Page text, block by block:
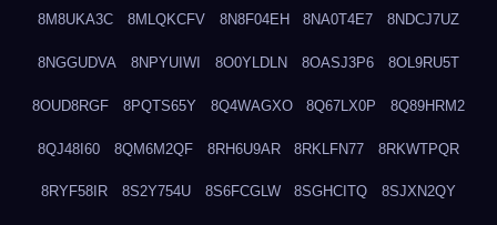
8M8UKA3C 8MLQKCFV 8N8F04EH 8NA0T4E7 8NDCJ7UZ
8NGGUDVA 8NPYUIWI 8O0YLDLN 8OASJ3P6 8OL9RU5T
8OUD8RGF 8PQTS65Y 8Q4WAGXO 8Q67LX0P 8Q89HRM2
8QJ48I60 8QM6M2QF 8RH6U9AR 8RKLFN77 8RKWTPQR
8RYF58IR 8S2Y754U 8S6FCGLW 8SGHCITQ 8SJXN2QY